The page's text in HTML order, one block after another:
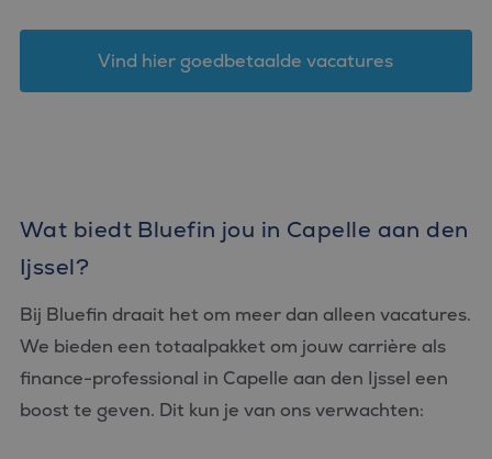
Vind hier goedbetaalde vacatures
Wat biedt Bluefin jou in Capelle aan den
Ijssel?
Bij Bluefin draait het om meer dan alleen vacatures.
We bieden een totaalpakket om jouw carrière als
finance-professional in Capelle aan den Ijssel een
boost te geven. Dit kun je van ons verwachten: